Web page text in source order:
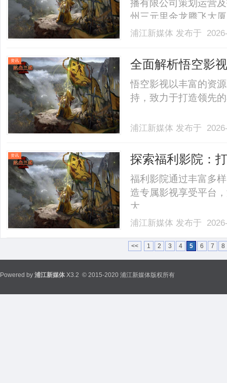
播有限公司策划运营
州三元里金龙腾飞大
道运营总监王鹏先生
旗袍创始人李函熹女
浦江新媒体 发布于
资讯 全面解析悟空影
悟空影视以丰富的资
持，致力于打造领先
浦江新媒体 发布于
资讯 探索福利影院：
福利影院通过丰富多
造专属影视享受平台
大。......
浦江新媒体 发布于
<< 1 2 3 4 5 6 7 8
Powered by 浦江新媒体 X3.2 © 2015-2020 浦江新媒体版权所有